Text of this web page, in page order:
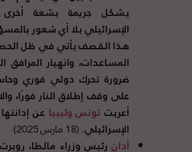
يشكل جريمة بشعة أخرى
الإسرائيلي بلا أي شعور
هذا القصف يأتي في ظل
المساعدات، وانهيار
ضرورة تحرك دولي فوري
على وقف إطلاق النار فورًا،
أعربت تونس وليبيا عن
الإسرائيلي.(18 مارس 2025)
أدان رئيس وزراء مالطا،